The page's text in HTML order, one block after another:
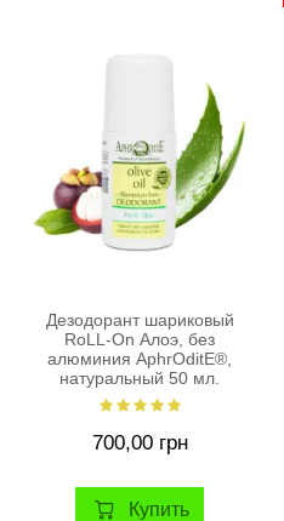
Дезодорант шариковый
RoLL-On Алоэ, без
алюминия AphrOditE®,
натуральный 50 мл.
700,00 грн
Купить